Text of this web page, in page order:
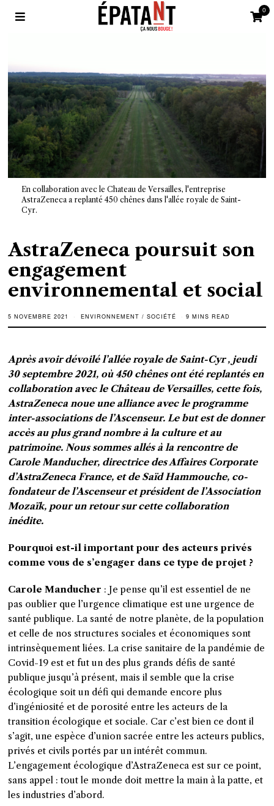
0
En collaboration avec le Chateau de Versailles, l'entreprise
AstraZeneca a replanté 450 chênes dans l'allée royale de Saint-
Cyr.
AstraZeneca poursuit son
engagement
environnemental et social
5 NOVEMBRE 2021 ENVIRONNEMENT / SOCIÉTÉ 9 MINS READ
Après avoir dévoilé l’allée royale de Saint-Cyr , jeudi
30 septembre 2021, où 450 chênes ont été replantés en
collaboration avec le Château de Versailles, cette fois,
AstraZeneca noue une alliance avec le programme
inter-associations de l’Ascenseur. Le but est de donner
accès au plus grand nombre à la culture et au
patrimoine. Nous sommes allés à la rencontre de
Carole Manducher, directrice des Affaires Corporate
d’AstraZeneca France, et de Saïd Hammouche, co-
fondateur de l’Ascenseur et président de l’Association
Mozaïk, pour un retour sur cette collaboration
inédite.
Pourquoi est-il important pour des acteurs privés
comme vous de s’engager dans ce type de projet ?
Carole Manducher : Je pense qu’il est essentiel de ne
pas oublier que l’urgence climatique est une urgence de
santé publique. La santé de notre planète, de la population
et celle de nos structures sociales et économiques sont
intrinsèquement liées. La crise sanitaire de la pandémie de
Covid-19 est et fut un des plus grands défis de santé
publique jusqu’à présent, mais il semble que la crise
écologique soit un défi qui demande encore plus
d’ingéniosité et de porosité entre les acteurs de la
transition écologique et sociale. Car c’est bien ce dont il
s’agit, une espèce d’union sacrée entre les acteurs publics,
privés et civils portés par un intérêt commun.
L’engagement écologique d’AstraZeneca est sur ce point,
sans appel : tout le monde doit mettre la main à la patte, et
les industries d’abord.